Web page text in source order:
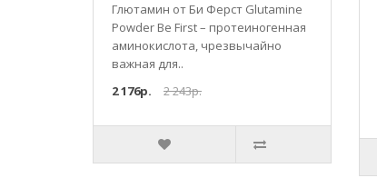
Глютамин от Би Ферст Glutamine
Powder Be First – протеиногенная
аминокислота, чрезвычайно
важная для..
2 176р.
2 243р.